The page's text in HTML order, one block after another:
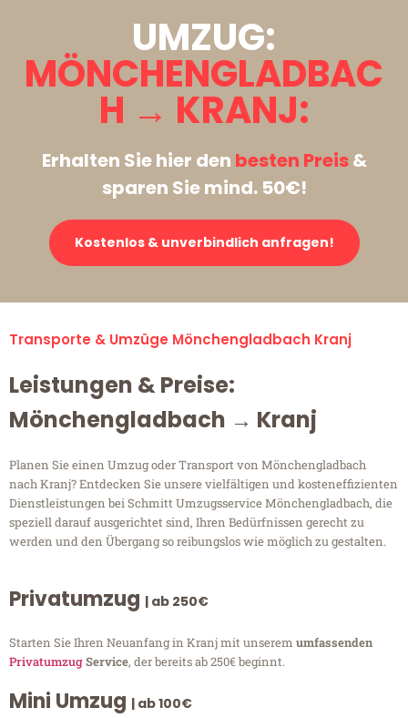
UMZUG:
MÖNCHENGLADBAC
H → KRANJ:
Erhalten Sie hier den besten Preis&
sparen Sie mind. 50€!
Kostenlos & unverbindlich anfragen!
Transporte & Umzüge Mönchengladbach Kranj
Leistungen & Preise:
Mönchengladbach → Kranj
Planen Sie einen Umzug oder Transport von Mönchengladbach
nach Kranj? Entdecken Sie unsere vielfältigen und kosteneffizienten
Dienstleistungen bei Schmitt Umzugsservice Mönchengladbach, die
speziell darauf ausgerichtet sind, Ihren Bedürfnissen gerecht zu
werden und den Übergang so reibungslos wie möglich zu gestalten.
Privatumzug | ab 250€
Starten Sie Ihren Neuanfang in Kranj mit unserem umfassenden
PrivatumzugService, der bereits ab 250€ beginnt.
Mini Umzug | ab 100€